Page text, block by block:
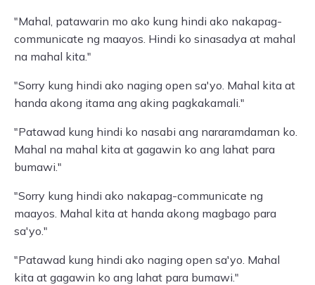
"Mahal, patawarin mo ako kung hindi ako nakapag-
communicate ng maayos. Hindi ko sinasadya at mahal
na mahal kita."
"Sorry kung hindi ako naging open sa'yo. Mahal kita at
handa akong itama ang aking pagkakamali."
"Patawad kung hindi ko nasabi ang nararamdaman ko.
Mahal na mahal kita at gagawin ko ang lahat para
bumawi."
"Sorry kung hindi ako nakapag-communicate ng
maayos. Mahal kita at handa akong magbago para
sa'yo."
"Patawad kung hindi ako naging open sa'yo. Mahal
kita at gagawin ko ang lahat para bumawi."